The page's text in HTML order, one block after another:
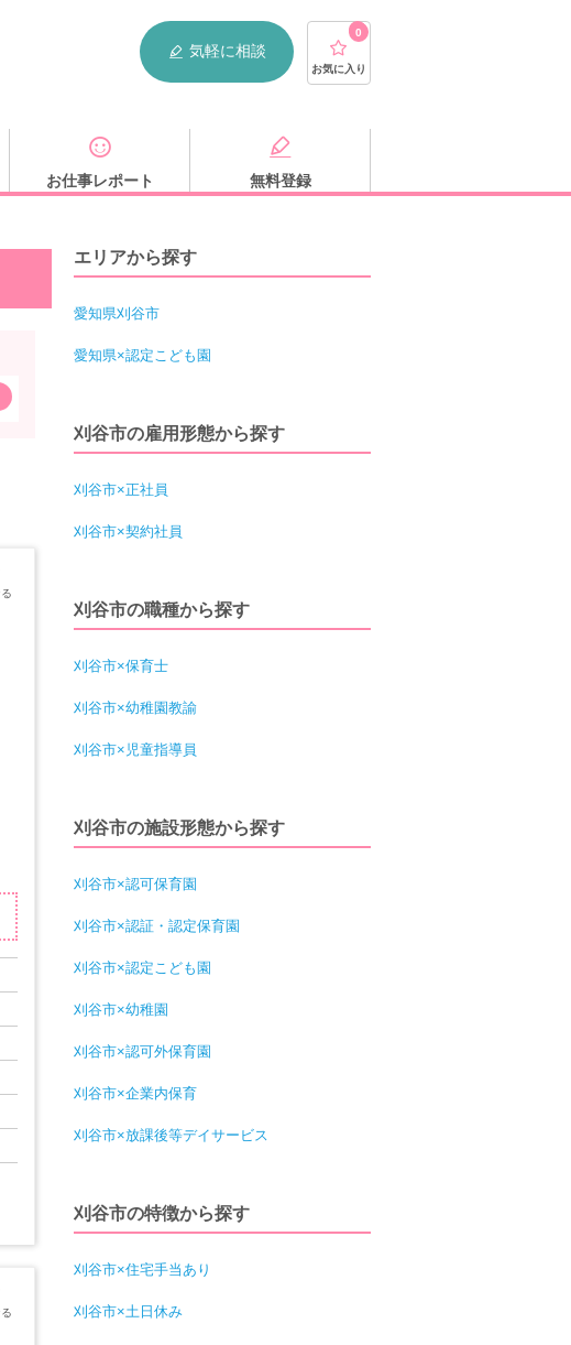
気軽に相談
0
お気に入り
お仕事レポート 無料登録
エリアから探す
愛知県刈谷市
愛知県×認定こども園
刈谷市の雇用形態から探す
刈谷市×正社員
刈谷市×契約社員
刈谷市の職種から探す
刈谷市×保育士
刈谷市×幼稚園教諭
刈谷市×児童指導員
刈谷市の施設形態から探す
刈谷市×認可保育園
刈谷市×認証・認定保育園
刈谷市×認定こども園
刈谷市×幼稚園
刈谷市×認可外保育園
刈谷市×企業内保育
刈谷市×放課後等デイサービス
刈谷市の特徴から探す
刈谷市×住宅手当あり
刈谷市×土日休み